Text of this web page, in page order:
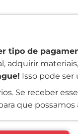
tipo de
adquirir
Isso pode ser
Se receber
que possamos